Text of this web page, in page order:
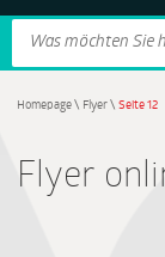
Homepage\ Flyer\ Seite 12
Flyer